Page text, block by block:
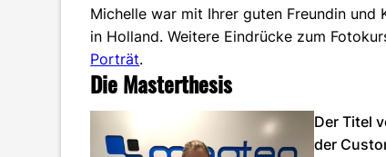
Michelle war mit Ihrer guten Freundin und
in Holland. Weitere Eindrücke zum
Porträt.
Die Masterthesis
Der Titel
der